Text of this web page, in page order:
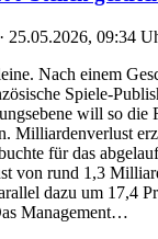
· 25.05.2026, 09:34
Nach einem
Spiele-
will so die
Milliardenverlust
für das
von rund 1,3
dazu um 17,4
Management…